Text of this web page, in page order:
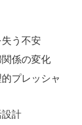
う不安
係の変化
プレッシャ
計